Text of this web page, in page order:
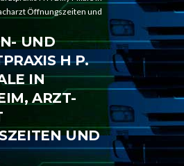
Öffnungszeiten und
UND
H P.
IN
ARZT-
UND